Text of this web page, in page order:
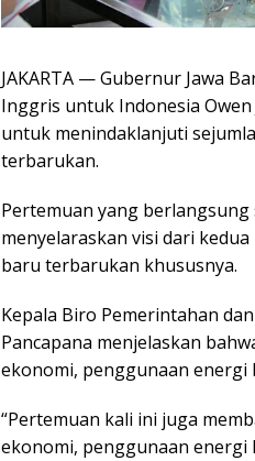
JAKARTA — Gubernur Jawa
Inggris untuk Indonesia
untuk menindaklanjuti
terbarukan.
Pertemuan yang
menyelaraskan visi dari
baru terbarukan khususnya.
Kepala Biro Pemerintahan
Pancapana menjelaskan
ekonomi, penggunaan energi
“Pertemuan kali ini juga
ekonomi, penggunaan energi